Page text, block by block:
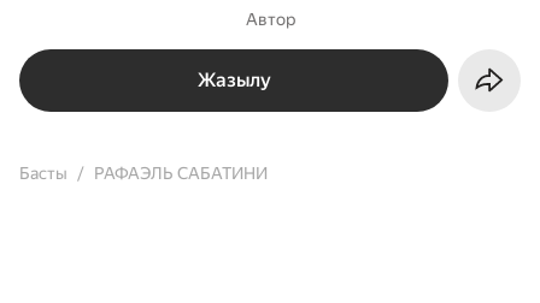
Автор
Жазылу
Басты РАФАЭЛЬ САБАТИНИ